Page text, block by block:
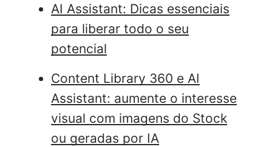
AI Assistant: Dicas essenciais
para liberar todo o seu
potencial
Content Library 360 e AI
Assistant: aumente o interesse
visual com imagens do Stock
ou geradas por IA